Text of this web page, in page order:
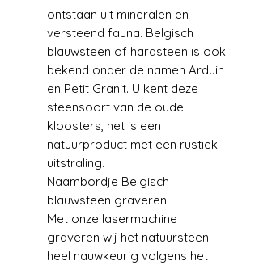
ontstaan uit mineralen en
versteend fauna. Belgisch
blauwsteen of hardsteen is ook
bekend onder de namen Arduin
en Petit Granit. U kent deze
steensoort van de oude
kloosters, het is een
natuurproduct met een rustiek
uitstraling.
Naambordje Belgisch
blauwsteen graveren
Met onze lasermachine
graveren wij het natuursteen
heel nauwkeurig volgens het